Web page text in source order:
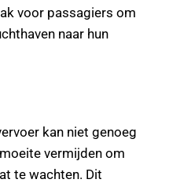
voor passagiers om
naar hun
kan niet genoeg
vermijden om
te wachten. Dit